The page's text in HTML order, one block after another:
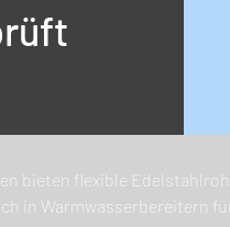
bieten flexible
in Warmwasserbereitern